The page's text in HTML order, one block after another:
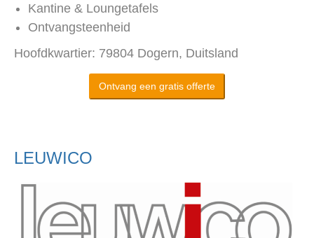
Kantine & Loungetafels
Ontvangsteenheid
Hoofdkwartier: 79804 Dogern, Duitsland
Ontvang een gratis offerte
LEUWICO